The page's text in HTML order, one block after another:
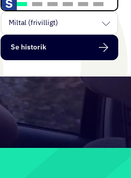
Se historik